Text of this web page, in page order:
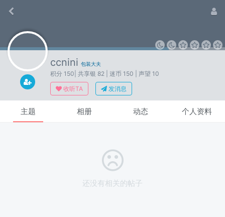
ccnini 包装大夫
积分 150 | 共享银 82 | 迷币 150
| 声望 10
收听TA
发消息
主题 相册 动态 个人资料
还没有相关的帖子